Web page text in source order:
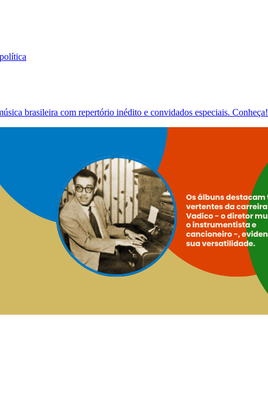
brasileira com repertório inédito e convidados especiais. Conheça!